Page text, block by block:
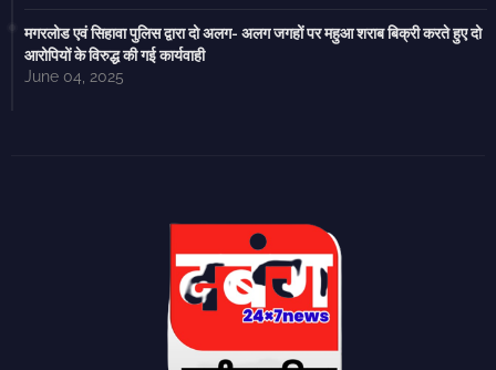
मगरलोड एवं सिहावा पुलिस द्वारा दो अलग- अलग जगहों पर महुआ शराब बिक्री करते हुए दो
आरोपियों के विरुद्ध की गई कार्यवाही
June 04, 2025